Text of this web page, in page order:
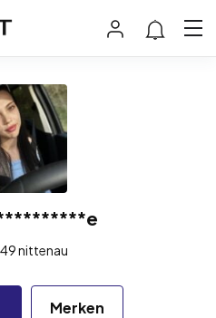
nittenau
Merken